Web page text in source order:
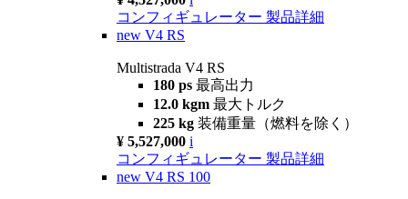
コンフィギュレーター 製品詳細
new V4 RS
Multistrada V4 RS
180 ps 最高出力
12.0 kgm 最大トルク
225 kg 装備重量（燃料を除く）
¥ 5,527,000 i
コンフィギュレーター 製品詳細
new V4 RS 100